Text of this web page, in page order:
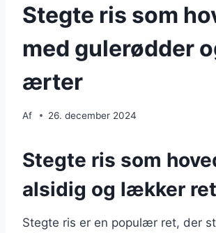
Stegte ris som
med gulerødder
ærter
Af 26. december 2024
Stegte ris som
alsidig og lækker ret
Stegte ris er en populær ret, der